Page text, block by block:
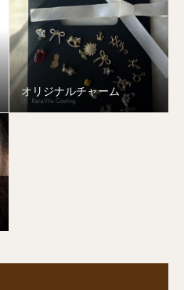
オリジナルチャーム